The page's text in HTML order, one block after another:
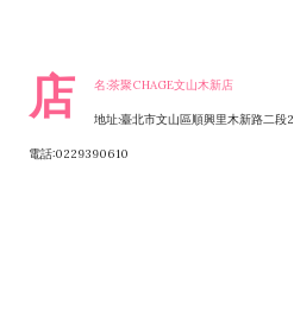
店 名:茶聚CHAGE文山木新店
地址:臺北市文山區順興里木新路二段
電話:0229390610